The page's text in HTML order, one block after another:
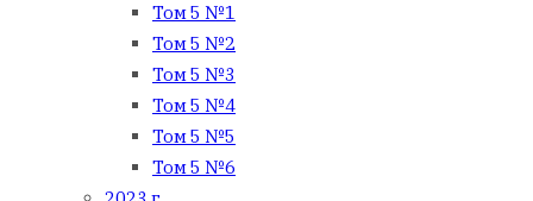
Том 5 №1
Том 5 №2
Том 5 №3
Том 5 №4
Том 5 №5
Том 5 №6